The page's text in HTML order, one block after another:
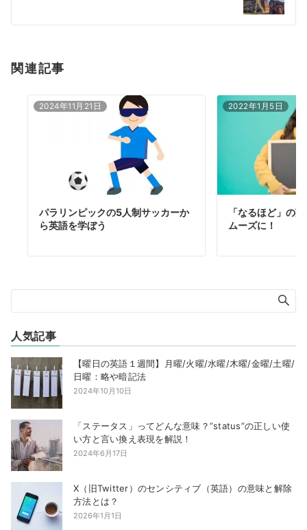
ン
関連記事
2024年11月21日
パラリンピックの5人制サッカーか
ら英語を学ぼう
2022年1月5日
「なるほど」の
ムーズに！
人気記事
【曜日の英語１週間】月曜/火曜/水曜/木曜/金曜/土曜/
日曜：略や暗記法
2024年10月10日
「ステータス」ってどんな意味？”status”の正しい使
い方と言い換え表現を解説！
2024年6月17日
X（旧Twitter）のセンシティブ（英語）の意味と解除
方法とは？
2026年1月1日